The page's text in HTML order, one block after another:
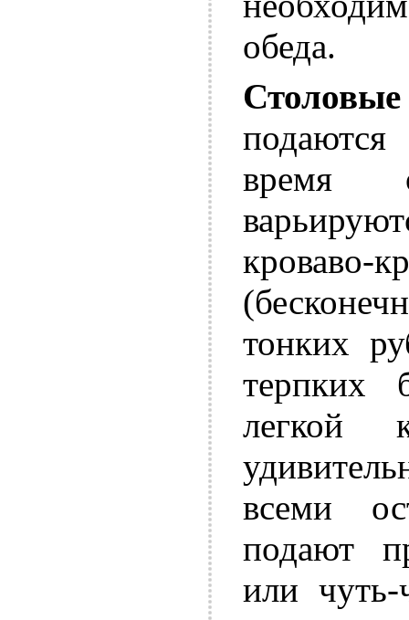
обеда.
время
кроваво-
тонких
терпких
легкой
всеми
подают
или чуть-